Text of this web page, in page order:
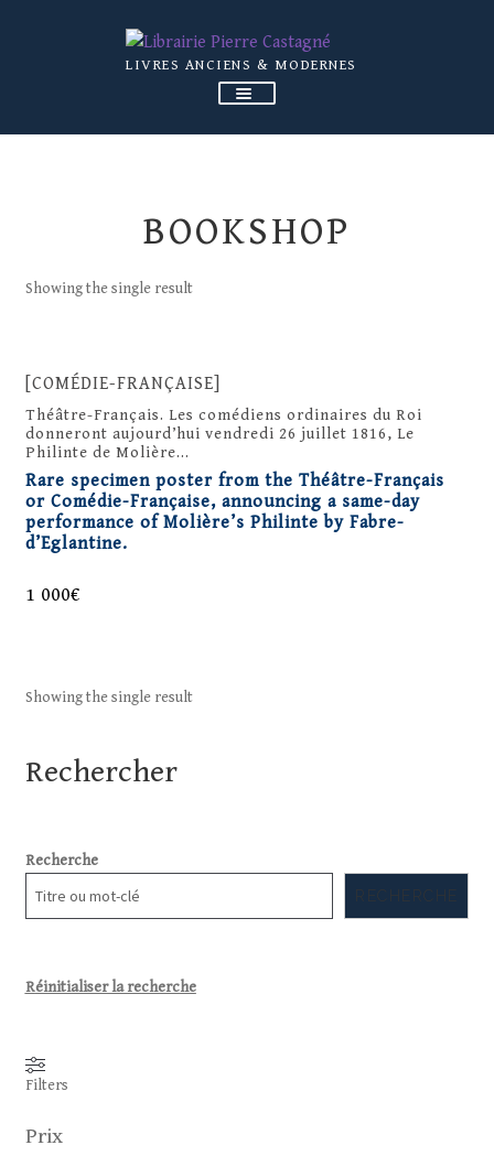
LIVRES ANCIENS & MODERNES
CONTACT US
BOOKSHOP
Showing the single result
[COMÉDIE-FRANÇAISE]
Théâtre-Français. Les comédiens ordinaires du Roi
donneront aujourd’hui vendredi 26 juillet 1816, Le
Philinte de Molière…
Rare specimen poster from the Théâtre-Français
or Comédie-Française, announcing a same-day
performance of Molière’s Philinte by Fabre-
d’Eglantine.
1 000€
Showing the single result
Rechercher
Recherche
Réinitialiser la recherche
Filters
Prix